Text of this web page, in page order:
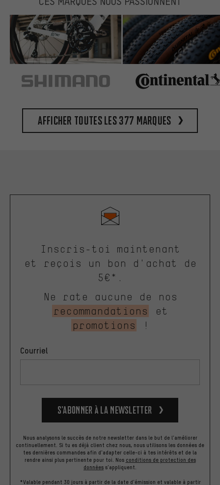
Afficher toutes les 377 marques
Inscris-toi maintenant
et reçois un bon d'achat de
5€*.
Ne rate aucune de nos
recommandations
et
promotions
!
Courriel
S’abonner à la newsletter
Nous analysons le succès de notre newsletter dans le but de l'améliorer
continuellement. Si tu es déjà client chez nous, nous utilisons les données de
tes dernières commandes afin d'adapter celle-ci à tes intérêts et de la
rendre ainsi plus pertinente pour toi. Nos conditions de protection des
données s'appliquent.
*Valable pendant 30 jours à partir de la date d'émission et valable à partir